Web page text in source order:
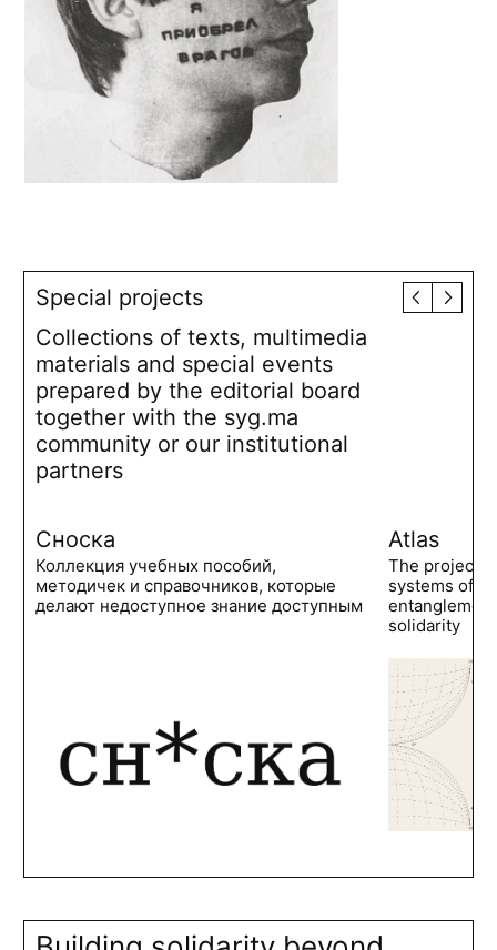
Special projects
Collections of texts, multimedia
materials and special events
prepared by the editorial board
together with the syg.ma
community or our institutional
partners
Сноска
Коллекция учебных пособий,
методичек и справочников, которые
делают недоступное знание доступным
Atlas
The project
systems of
solidarity